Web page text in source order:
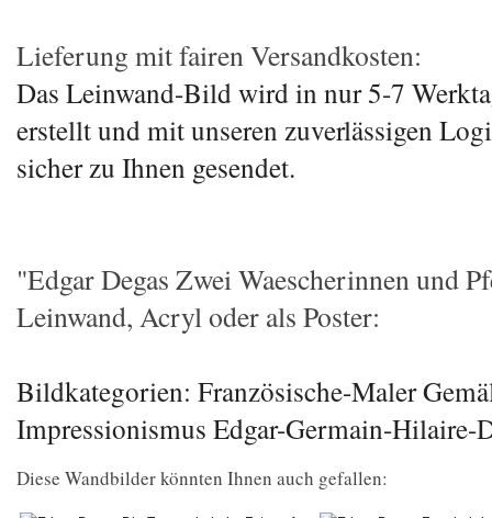
Lieferung mit fairen Versandkosten:
Das Leinwand-Bild wird in nur 5-7
erstellt und mit unseren zuverlässigen
sicher zu Ihnen gesendet.
"Edgar Degas Zwei Waescherinnen und
Leinwand, Acryl oder als Poster:
Bildkategorien: Französische-Maler
Impressionismus Edgar-Germain-Hilaire-
Diese Wandbilder könnten Ihnen auch gefallen: